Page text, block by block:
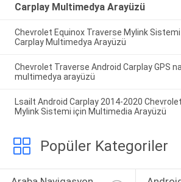
Carplay Multimedya Arayüzü
Chevrolet Equinox Traverse Mylink
Carplay Multimedya Arayüzü
Chevrolet Traverse Android Carplay GPS
multimedya arayüzü
Lsailt Android Carplay 2014-2020
Mylink Sistemi için Multimedia Arayüzü
Popüler Kategoriler